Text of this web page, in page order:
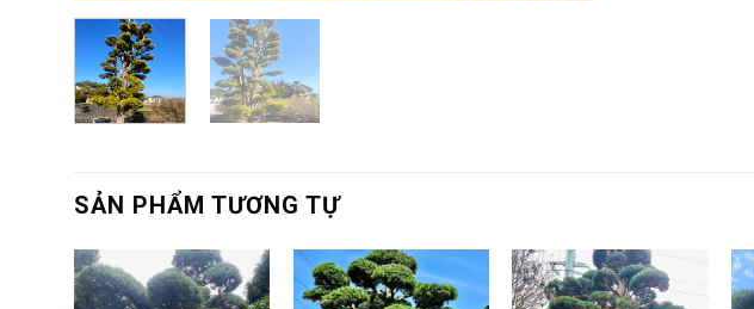
SẢN PHẨM TƯƠNG TỰ